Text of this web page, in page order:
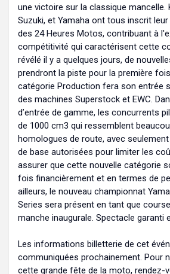
une victoire sur la classique mancelle.
Suzuki, et Yamaha ont tous inscrit
des 24 Heures Motos, contribuant à
compétitivité qui caractérisent cette
révélé il y a quelques jours, de
prendront la piste pour la première
catégorie Production fera son entrée
des machines Superstock et EWC.
d’entrée de gamme, les concurrents
de 1000 cm3 qui ressemblent
homologues de route, avec
de base autorisées pour limiter les
assurer que cette nouvelle catégorie
fois financièrement et en termes de
ailleurs, le nouveau championnat
Series sera présent en tant que
manche inaugurale. Spectacle garanti
Les informations billetterie de cet
communiquées prochainement. Pour
cette grande fête de la moto, rendez-